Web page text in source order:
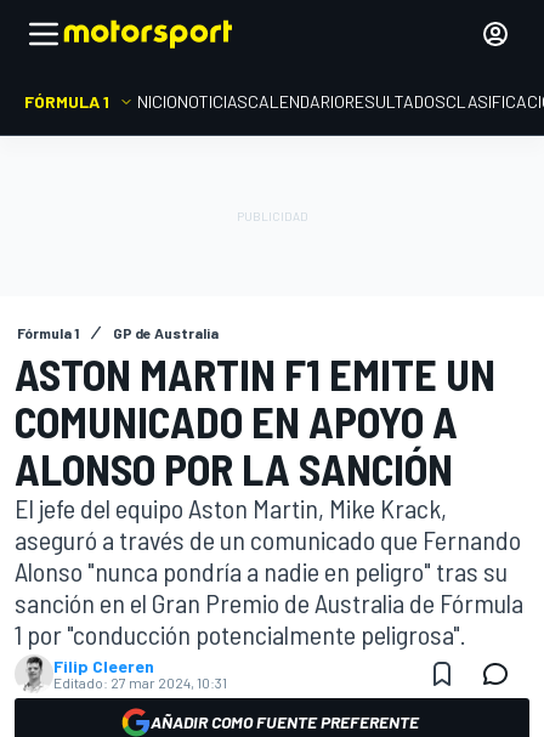
FÓRMULA 1 INICIONOTICIASCALENDARIORESULTADOS
Fórmula 1 GP de Australia
ASTON MARTIN F1 EMITE UN
COMUNICADO EN APOYO A
ALONSO POR LA SANCIÓN
El jefe del equipo Aston Martin, Mike Krack,
aseguró a través de un comunicado que Fernando
Alonso "nunca pondría a nadie en peligro" tras su
sanción en el Gran Premio de Australia de Fórmula
1 por "conducción potencialmente peligrosa".
Filip Cleeren
Editado: 27 mar 2024, 10:31
AÑADIR COMO FUENTE PREFERENTE